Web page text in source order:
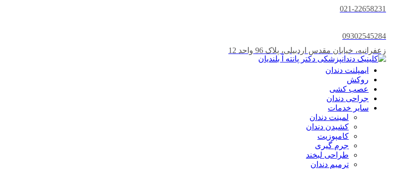
021-22658231
09302545284
زعفرانیه، خیابان مقدس اردبیلی، پلاک 96 واحد 12
ایمپلنت دندان
روکش
عصب کشی
جراحی دندان
سایر خدمات
لمینت دندان
کشیدن دندان
کامپوزیت
جرم گیری
طراحی لبخند
ترمیم دندان